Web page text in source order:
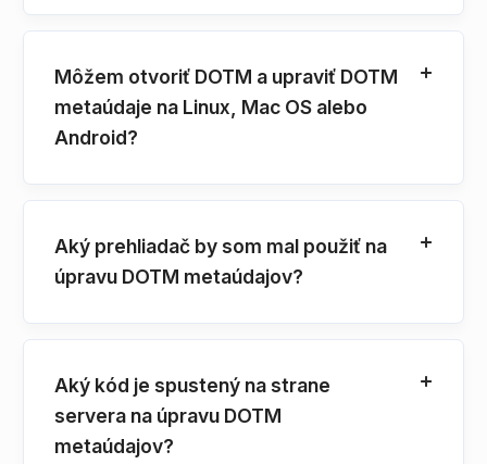
Môžem otvoriť DOTM a upraviť DOTM
metaúdaje na Linux, Mac OS alebo
Android?
Aký prehliadač by som mal použiť na
úpravu DOTM metaúdajov?
Aký kód je spustený na strane
servera na úpravu DOTM
metaúdajov?